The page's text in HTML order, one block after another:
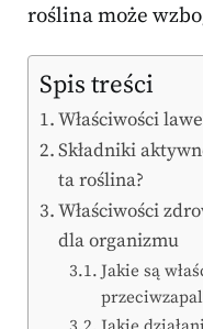
roślina może
Spis treści
Właściwości
Składniki
ta roślina?
Właściwości
dla organizmu
Jakie są